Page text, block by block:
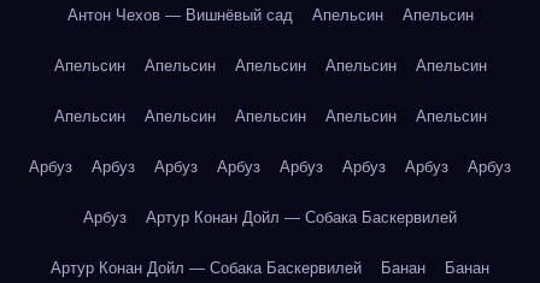
Антон Чехов — Вишнёвый сад Апельсин Апельсин
Апельсин Апельсин Апельсин Апельсин Апельсин
Апельсин Апельсин Апельсин Апельсин Апельсин
Арбуз Арбуз Арбуз Арбуз Арбуз Арбуз Арбуз Арбуз
Арбуз Артур Конан Дойл — Собака Баскервилей
Артур Конан Дойл — Собака Баскервилей Банан Банан